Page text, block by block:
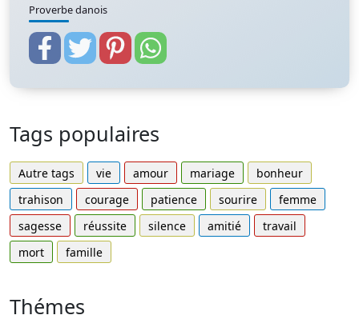
Proverbe danois
Tags populaires
Autre tags vie amour mariage
bonheur
trahison
courage patience sourire
femme
sagesse
réussite silence amitié
travail
mort
famille
Thémes